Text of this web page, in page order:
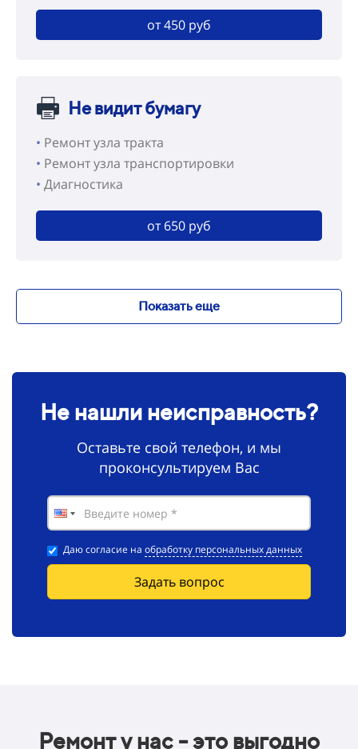
от 450 руб
Не видит бумагу
• Ремонт узла тракта
• Ремонт узла транспортировки
• Диагностика
от 650 руб
Показать еще
Не нашли неисправность?
Оставьте свой телефон, и мы
проконсультируем Вас
Даю согласие на обработку персональных данных
Задать вопрос
Ремонт у нас - это выгодно